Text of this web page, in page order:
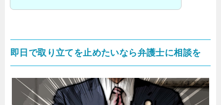
即日で取り立てを止めたいなら弁護士に相談を